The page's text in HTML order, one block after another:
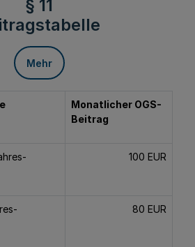
§ 11
Mehr
Monatlicher OGS-
Beitrag
100 EUR
80 EUR